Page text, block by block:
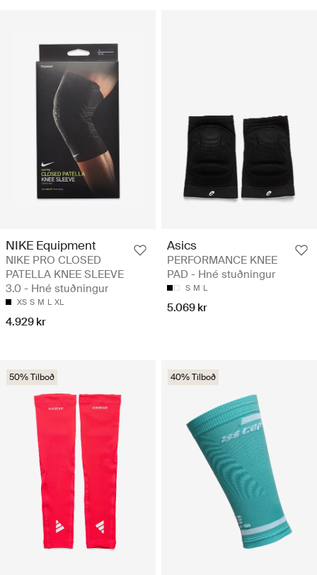
NIKE Equipment
NIKE PRO CLOSED
PATELLA KNEE SLEEVE
3.0 - Hné stuðningur
XS S M L XL
4.929 kr
Asics
PERFORMANCE KNEE
PAD - Hné stuðningur
S M L
5.069 kr
50% Tilboð 40% Tilboð